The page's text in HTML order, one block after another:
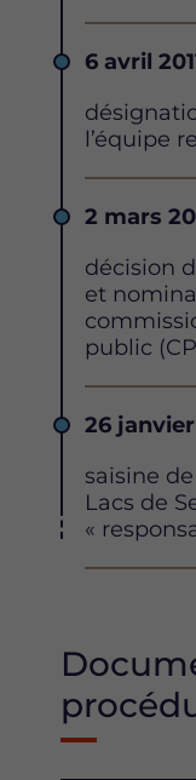
Date
6 avril
l’équipe
Date
2 mars
décision
et
public
Date
26 janvier
saisine
Lacs de
«